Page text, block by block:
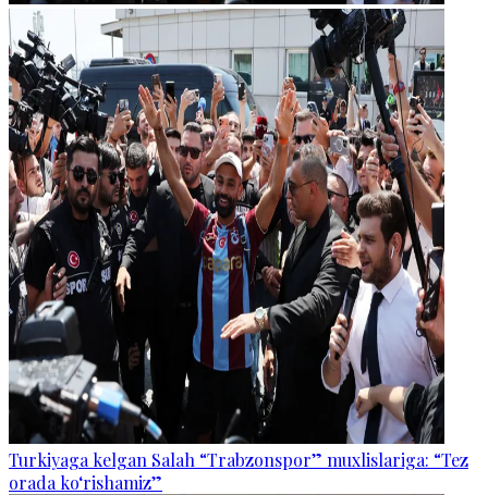
Turkiyaga kelgan Salah “Trabzonspor” muxlislariga: “Tez
orada ko‘rishamiz”